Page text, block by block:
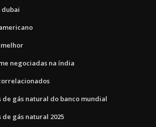
dubai
negociadas na índia
de gás natural do banco mundial
gás natural 2025